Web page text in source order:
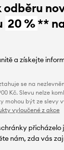
odběru
20 %**
a získejte
se na
Kč. Slevu nelze
mohou být ze slevy
vyloučené z akce
přicházelo
nám, zda vás